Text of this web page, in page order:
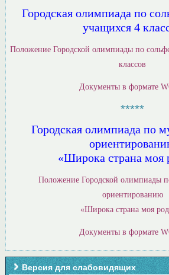
Городская олимпиада по
учащихся 4
Положение Городской олимпиады по
классов
Документы в формате
*****
Городская олимпиада по
«Широка страна моя
Положение Городской олимпиады
ориентированию
«Широка страна моя
Документы в формате
Версия для слабовидящих